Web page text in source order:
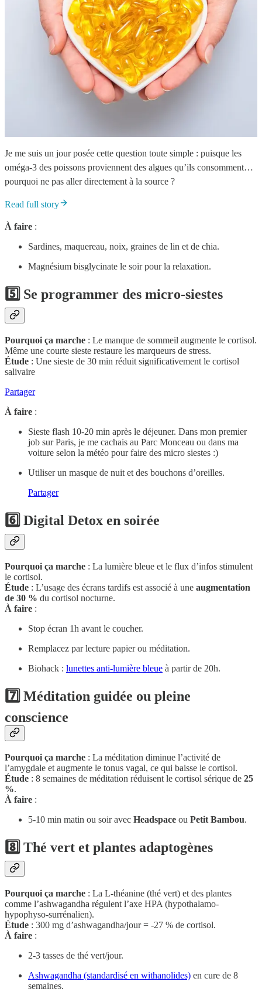
Je me suis un jour posée cette question toute simple : puisque les
oméga-3 des poissons proviennent des algues qu’ils consomment…
pourquoi ne pas aller directement à la source ?
Read full story
À faire :
Sardines, maquereau, noix, graines de lin et de chia.
Magnésium bisglycinate le soir pour la relaxation.
5️⃣ Se programmer des micro-siestes
Pourquoi ça marche : Le manque de sommeil augmente le cortisol.
Même une courte sieste restaure les marqueurs de stress.
Étude : Une sieste de 30 min réduit significativement le cortisol
salivaire
Partager
À faire :
Sieste flash 10-20 min après le déjeuner. Dans mon premier
job sur Paris, je me cachais au Parc Monceau ou dans ma
voiture selon la météo pour faire des micro siestes :)
Utiliser un masque de nuit et des bouchons d’oreilles.
Partager
6️⃣ Digital Detox en soirée
Pourquoi ça marche : La lumière bleue et le flux d’infos stimulent
le cortisol.
Étude : L’usage des écrans tardifs est associé à une augmentation
de 30 % du cortisol nocturne.
À faire :
Stop écran 1h avant le coucher.
Remplacez par lecture papier ou méditation.
Biohack : lunettes anti-lumière bleue à partir de 20h.
7️⃣ Méditation guidée ou pleine
conscience
Pourquoi ça marche : La méditation diminue l’activité de
l’amygdale et augmente le tonus vagal, ce qui baisse le cortisol.
Étude : 8 semaines de méditation réduisent le cortisol sérique de 25
%.
À faire :
5-10 min matin ou soir avec Headspace ou Petit Bambou.
8️⃣ Thé vert et plantes adaptogènes
Pourquoi ça marche : La L-théanine (thé vert) et des plantes
comme l’ashwagandha régulent l’axe HPA (hypothalamo-
hypophyso-surrénalien).
Étude : 300 mg d’ashwagandha/jour = -27 % de cortisol.
À faire :
2-3 tasses de thé vert/jour.
Ashwagandha (standardisé en withanolides) en cure de 8
semaines.